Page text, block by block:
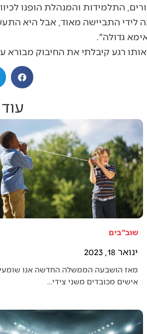
התלמידות והמנהלת הופנו
לידי התביישה מאוד, אבל היא
גדולה".
רגע קיבלתי את החיבוק
שוב"בים
ינואר 18, 2023
מאז הושבעה הממשלה החדשה אנו
אישים מכובדים משני צידי…